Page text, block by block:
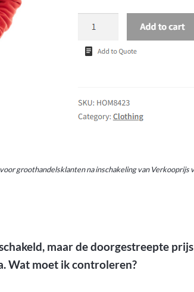
groothandelsklanten na inschakeling van Verkooprijs
maar de doorgestreepte
Wat moet ik controleren?